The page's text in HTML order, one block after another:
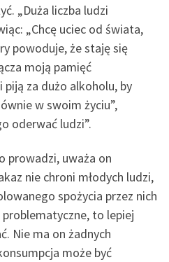
„Duża liczba ludzi
„Chcę uciec od świata,
powoduje, że staję się
moją pamięć
za dużo alkoholu, by
w swoim życiu”,
oderwać ludzi”.
prowadzi, uważa on
nie chroni młodych ludzi,
spożycia przez nich
problematyczne, to lepiej
Nie ma on żadnych
może być